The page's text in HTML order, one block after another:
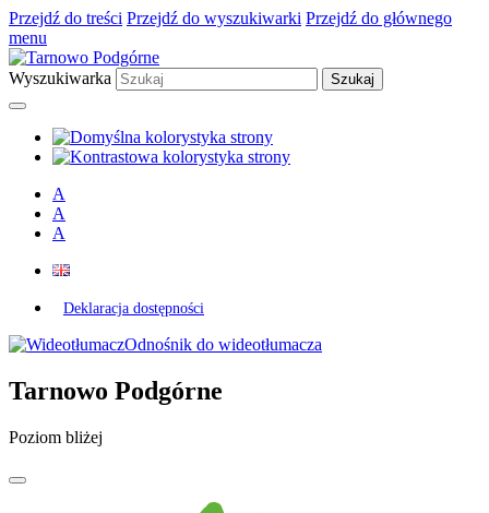
Przejdź do treści Przejdź do wyszukiwarki Przejdź do głównego
menu
Wyszukiwarka
A
A
A
Deklaracja dostępności
Odnośnik do wideotłumacza
Tarnowo Podgórne
Poziom bliżej